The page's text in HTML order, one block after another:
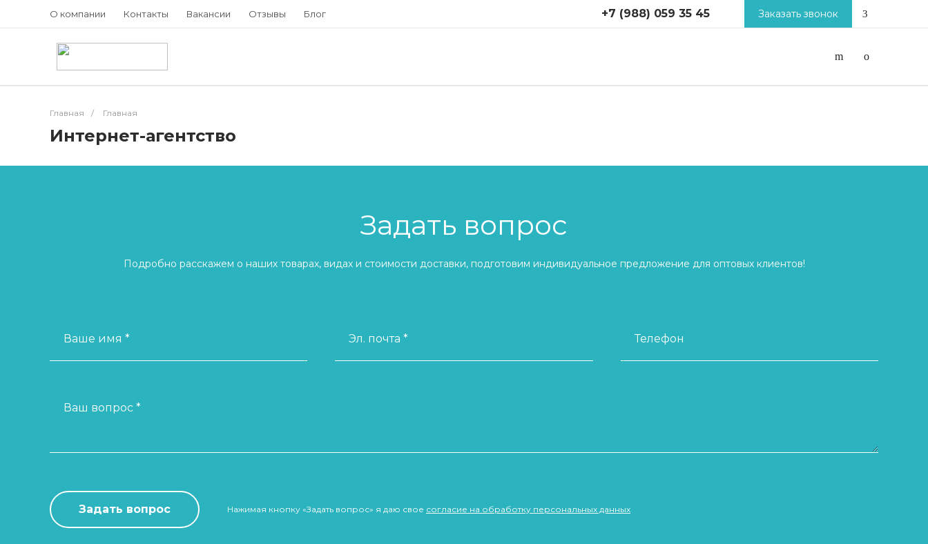
О компании Контакты Вакансии Отзывы Блог +7 (988) 059 35 45 Заказать звонок
Главная / Главная
Интернет-агентство
Задать вопрос
Подробно расскажем о наших товарах, видах и стоимости доставки, подготовим индивидуальное предложение для оптовых клиентов!
Ваше имя * Эл. почта * Телефон
Ваш вопрос *
Нажимая кнопку «Задать вопрос» я даю свое согласие на обработку персональных данных